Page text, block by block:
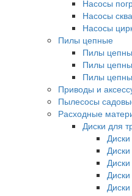
Насосы
Насосы
Насосы
Пилы цепные
Пилы
Пилы
Пилы
Приводы и
Пылесосы
Расходные
Диски для